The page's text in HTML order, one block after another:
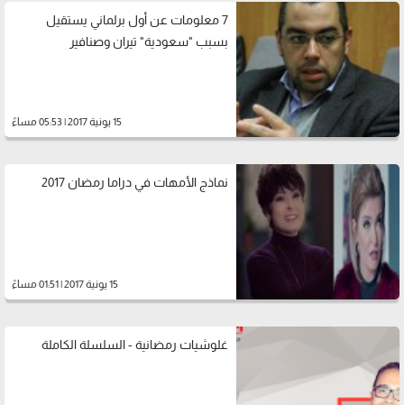
7 معلومات عن أول برلماني يستقيل
بسبب "سعودية" تيران وصنافير
15 يونية 2017 | 05:53 مساءً
نماذج الأمهات في دراما رمضان 2017
15 يونية 2017 | 01:51 مساءً
غلوشيات رمضانية - السلسلة الكاملة